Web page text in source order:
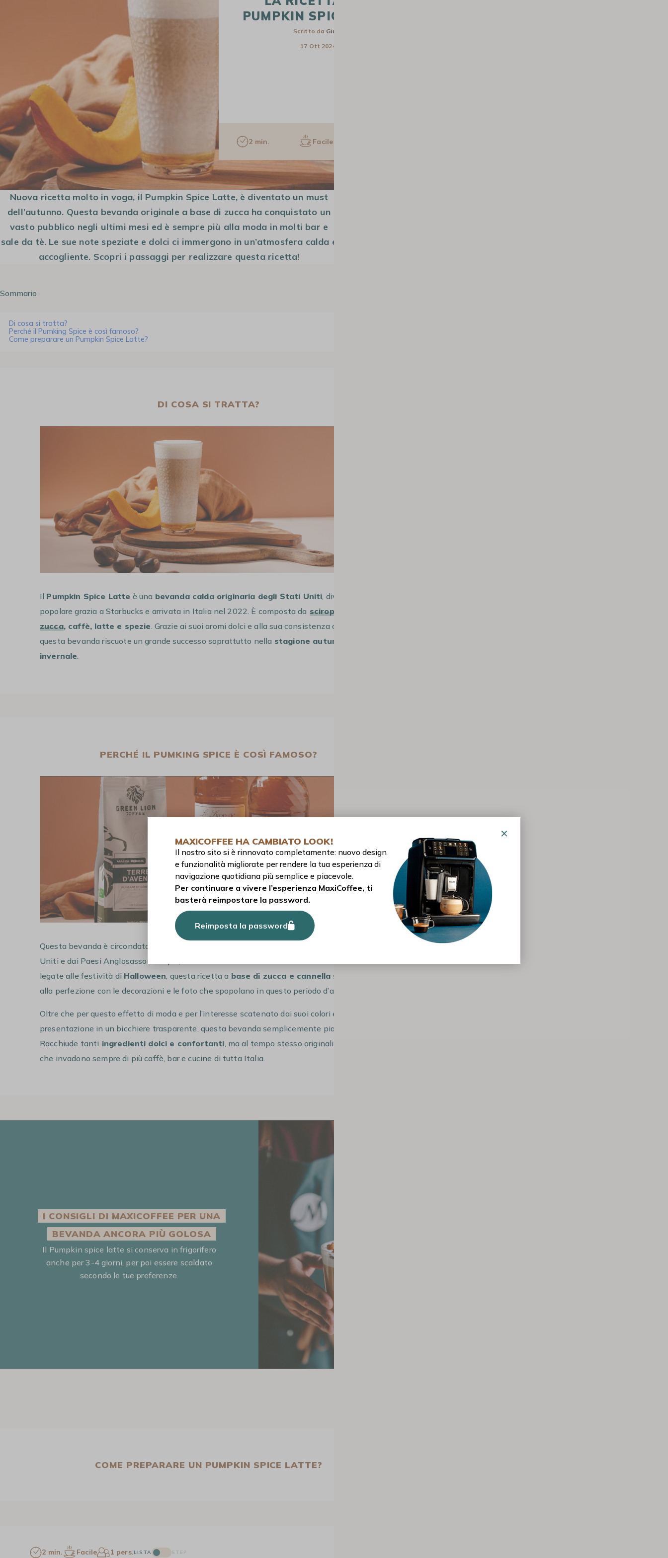
MACCHINE DA
CAFFÈ
AUTOMATICHE
MACCHINE DA
CAFFÈ A CAPSULE
CAPSULE E CIALDE
PUMPKIN SPICE LATTE
Scritto da Giulia
17 Ott 2024
2 min. Facile
Nuova ricetta molto in voga, il Pumpkin Spice Latte, è diventato un must
dell’autunno. Questa bevanda originale a base di zucca ha conquistato un
vasto pubblico negli ultimi mesi ed è sempre più alla moda in molti bar e
sale da tè. Le sue note speziate e dolci ci immergono in un’atmosfera calda e
accogliente. Scopri i passaggi per realizzare questa ricetta!
Sommario
Di cosa si tratta?
Perché il Pumking Spice è così famoso?
Come preparare un Pumpkin Spice Latte?
DI COSA SI TRATTA?
Il Pumpkin Spice Latte è una bevanda calda originaria degli Stati Uniti , diventata
popolare grazia a Starbucks e arrivata in Italia nel 2022. È composta da sciroppo di
zucca, caffè, latte e spezie . Grazie ai suoi aromi dolci e alla sua consistenza cremosa,
questa bevanda riscuote un grande successo soprattutto nella stagione autunnale e
invernale
PERCHÉ IL PUMKING SPICE È COSÌ FAMOSO?
Questa bevanda è circondata da un alone di fama, come tutto ciò che arriva dagli Stati
Uniti e dai Paesi Anglosassoni. In più, con il diffondersi anche da noi in Italia delle mode
legate alle festività di Halloween , questa ricetta a base di zucca e cannella si sposa
alla perfezione con le decorazioni e le foto che spopolano in questo periodo d’anno.
Oltre che per questo effetto di moda e per l’interesse scatenato dai suoi colori e dalla sua
presentazione in un bicchiere trasparente, questa bevanda semplicemente piace!
Racchiude tanti ingredienti dolci e confortanti , ma al tempo stesso originali e speziati,
che invadono sempre di più caffè, bar e cucine di tutta Italia.
I CONSIGLI DI MAXICOFFEE PER UNA
BEVANDA ANCORA PIÙ GOLOSA
Il Pumpkin spice latte si conserva in frigorifero
anche per 3-4 giorni, per poi essere scaldato
secondo le tue preferenze.
COME PREPARARE UN PUMPKIN SPICE LATTE?
2 min. Facile 1 pers.LISTA STEP
MAXICOFFEE HA CAMBIATO LOOK!
Il nostro sito si è rinnovato completamente: nuovo design
e funzionalità migliorate per rendere la tua esperienza di
navigazione quotidiana più semplice e piacevole.
Per continuare a vivere l’esperienza MaxiCoffee, ti
basterà reimpostare la password.
Reimposta la password